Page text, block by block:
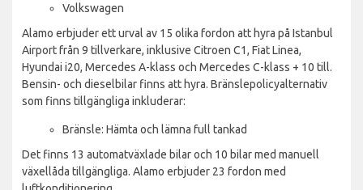
Volkswagen
Alamo erbjuder ett urval av 15 olika fordon att hyra på Istanbul
Airport från 9 tillverkare, inklusive Citroen C1, Fiat Linea,
Hyundai i20, Mercedes A-klass och Mercedes C-klass + 10 till.
Bensin- och dieselbilar finns att hyra. Bränslepolicyalternativ
som finns tillgängliga inkluderar:
Bränsle: Hämta och lämna full tankad
Det finns 13 automatväxlade bilar och 10 bilar med manuell
växellåda tillgängliga. Alamo erbjuder 23 fordon med